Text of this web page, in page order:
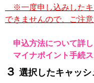
※一度申し込みした
できませんので、ご注意
申込方法について詳
マイナポイント手続
３ 選択したキャッ